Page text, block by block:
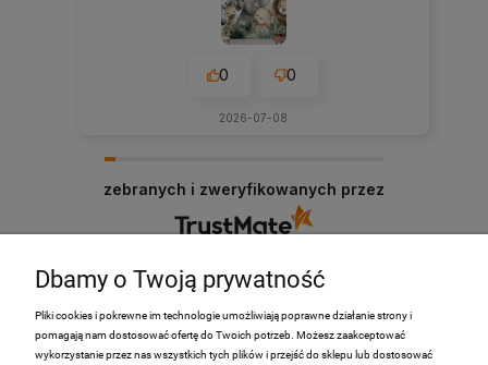
0 0
2026-07-08
zebranych i zweryfikowanych przez
PRODUKTY
Dbamy o Twoją prywatność
Pliki cookies i pokrewne im technologie umożliwiają poprawne działanie strony i
pomagają nam dostosować ofertę do Twoich potrzeb. Możesz zaakceptować
wykorzystanie przez nas wszystkich tych plików i przejść do sklepu lub dostosować